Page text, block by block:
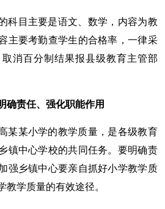
科目主要是语文、数学，内容为教
主要考勤查学生的合格率，一律采
消百分制结果报县级教育主管部
确责任、强化职能作用
某某小学的教学质量，是各级教育
镇中心学校的共同任务。要明确责
强乡镇中心要亲自抓好小学教学质
学质量的有效途径。